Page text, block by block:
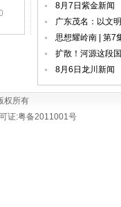
8月7日紫金新闻
广东茂名：以文
思想耀岭南 | 第7
扩散！河源这段
8月6日龙川新闻
权所有
证:粤备2011001号